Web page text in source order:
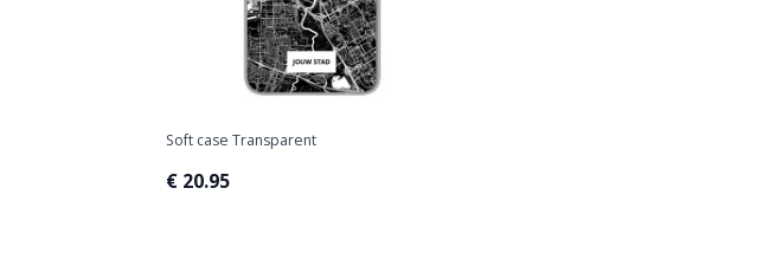
Soft case Transparent
€ 20.95